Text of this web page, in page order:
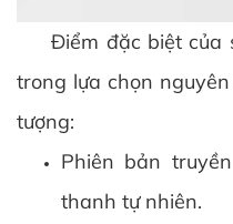
Điểm đặc biệt của
trong lựa chọn
tượng:
Phiên bản
thanh tự nhiên.